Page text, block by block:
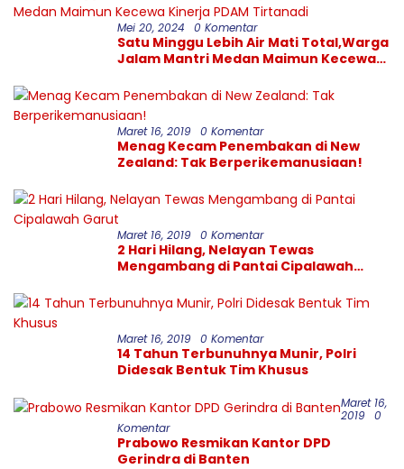
Mei 20, 2024 0 Komentar
Satu Minggu Lebih Air Mati Total,Warga
Jalam Mantri Medan Maimun Kecewa
Maret 16, 2019 0 Komentar
Menag Kecam Penembakan di New
Zealand: Tak Berperikemanusiaan!
Maret 16, 2019 0 Komentar
2 Hari Hilang, Nelayan Tewas
Mengambang di Pantai Cipalawah
Maret 16, 2019 0 Komentar
14 Tahun Terbunuhnya Munir, Polri
Didesak Bentuk Tim Khusus
Maret 16,
2019
0
Komentar
Prabowo Resmikan Kantor DPD
Gerindra di Banten